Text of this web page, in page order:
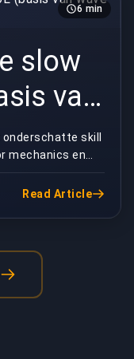
6 min
slow
van
skill
mechanics en
hun lane st...
Read Article